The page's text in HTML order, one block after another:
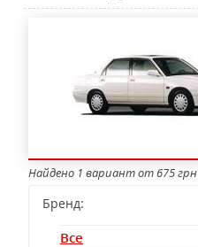
Найдено 1 вариант от 675 грн
Бренд:
Все